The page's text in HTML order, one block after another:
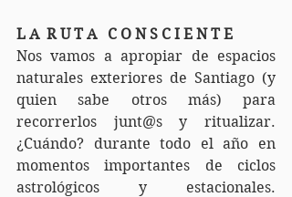
L A  R U T A   C O N S C I E N T E
Nos vamos a apropiar de espacios
naturales exteriores de Santiago (y
quien sabe otros más) para
recorrerlos junt@s y ritualizar.
¿Cuándo? durante todo el año en
momentos importantes de ciclos
astrológicos y estacionales.